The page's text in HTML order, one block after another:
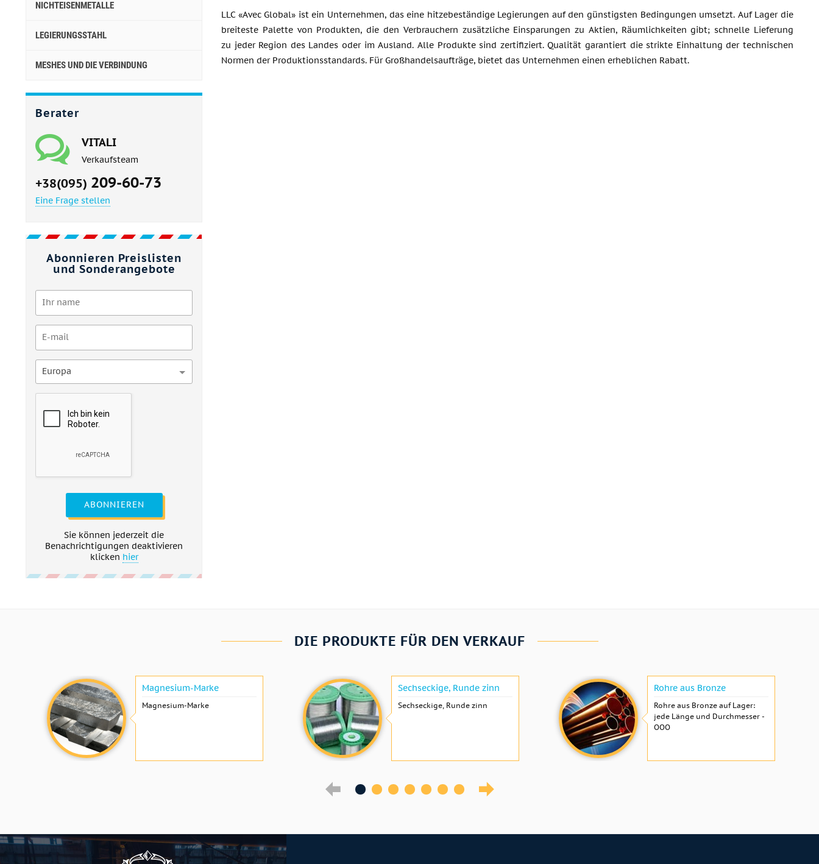
NICHTEISENMETALLE
LEGIERUNGSSTAHL
MESHES UND DIE VERBINDUNG
Berater
VITALI
Verkaufsteam
+38(095) 209-60-73
Eine Frage stellen
Abonnieren Preislisten
und Sonderangebote
Europa
ABONNIEREN
Sie können jederzeit die
Benachrichtigungen deaktivieren
klicken hier
LLC «Avec Global» ist ein Unternehmen, das eine hitzebeständige Legierungen auf den günstigsten Bedingungen umsetzt. Auf Lager die
breiteste Palette von Produkten, die den Verbrauchern zusätzliche Einsparungen zu Aktien, Räumlichkeiten gibt; schnelle Lieferung
zu jeder Region des Landes oder im Ausland. Alle Produkte sind zertifiziert. Qualität garantiert die strikte Einhaltung der technischen
Normen der Produktionsstandards. Für Großhandelsaufträge, bietet das Unternehmen einen erheblichen Rabatt.
DIE PRODUKTE FÜR DEN VERKAUF
Magnesium-Marke
Magnesium-Marke
Sechseckige, Runde zinn
Sechseckige, Runde zinn
Rohre aus Bronze
Rohre aus Bronze auf Lager:
jede Länge und Durchmesser -
OOO